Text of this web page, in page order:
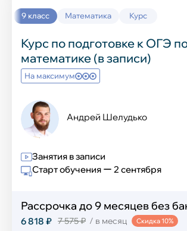
9 класс Математика Курс
Курс по подготовке к ОГЭ
математике (в записи)
На максимум
Андрей Шелудько
Занятия в записи
Старт обучения ー 2 сентября
Рассрочка до 9 месяцев без
6 818 ₽ 7 575 ₽ / в месяц Скидка 10%